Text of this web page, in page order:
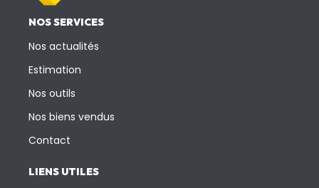
NOS SERVICES
Nos actualités
Estimation
Nos outils
Nos biens vendus
Contact
LIENS UTILES